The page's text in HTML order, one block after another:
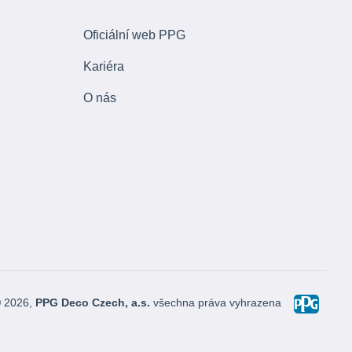
Oficiální web PPG
Kariéra
O nás
PPG Deco Czech, a.s. všechna práva vyhrazena